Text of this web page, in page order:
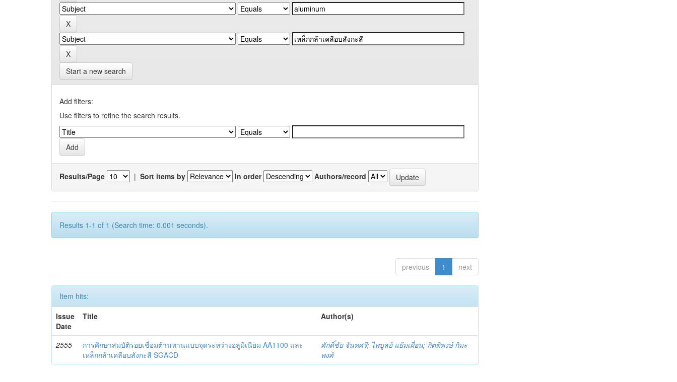
Start a new search
Add filters:
Use filters to refine the search results.
Results/Page | Sort items by In order Authors/record
Results 1-1 of 1 (Search time: 0.001 seconds).
previous 1 next
Item hits:
Issue
Date
Title Author(s)
2555
การศึกษาสมบัติรอยเชื่อมต้านทานแบบจุดระหว่างอลูมิเนียม AA1100 และ
เหล็กกล้าเคลือบสังกะสี SGACD
ศักดิ์ชัย จันทศรี; ไพบูลย์ แย้มเผื่อน; กิตติพงษ์ กิมะ
พงศ์